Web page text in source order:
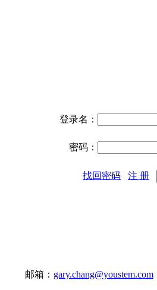
登录名：
密码：
找回密码 注 册
邮箱： gary.chang@youstem.com